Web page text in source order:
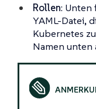
Rollen: Unten
YAML-Datei,
Kubernetes
Namen unten